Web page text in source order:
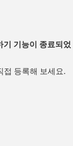
기능이 종료되었
접 등록해 보세요.